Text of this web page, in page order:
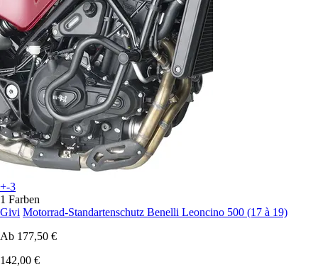
+-3
1 Farben
Givi Motorrad-Standartenschutz Benelli Leoncino 500 (17 à 19)
Ab 177,50 €
142,00 €